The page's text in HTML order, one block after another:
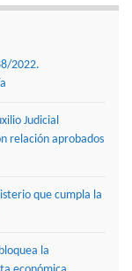
2022.
Judicial
relación aprobados
que cumpla la
la